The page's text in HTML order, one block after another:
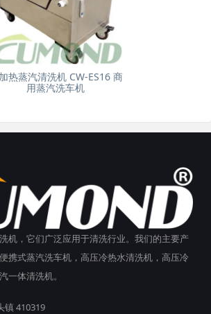
热蒸汽清洗机 CW-ES16 商
用蒸汽洗车机
机，它们广泛应用于清洗行业。我们的主要产
携式蒸汽洗车机，高压冷热水清洗机，高压冷
一体清洗机。
镇 410319